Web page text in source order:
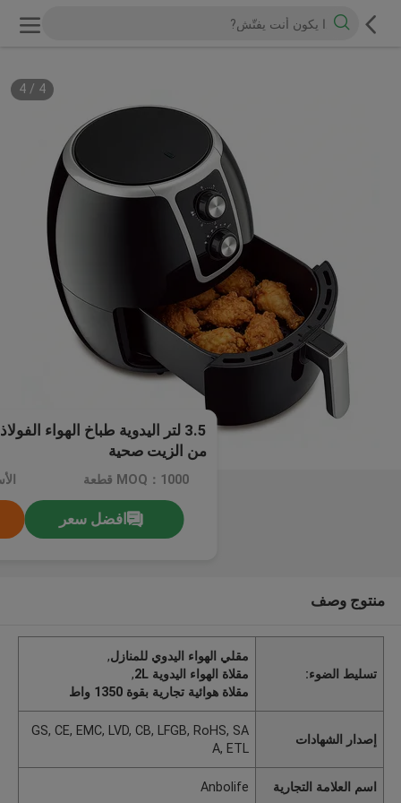
4
/
4
3.5 لتر اليدوية طباخ الهواء
من الزيت صحية
MOQ：1000 قطعة
افضل سعر
منتوج وصف
تسليط الضوء:
مقلي الهواء اليدوي للمنازل,
مقلاة الهواء اليدوية 2L
,
مقلاة هوائية تجارية بقوة 1350 واط
إصدار الشهادات
GS, CE, EMC, LVD, CB, LFGB, RoHS, SA
A, ETL
اسم العلامة التجارية Anbolife